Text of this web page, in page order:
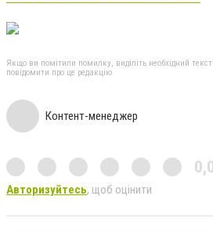
Якщо ви помітили помилку, виділіть необхідний
повідомити про це редакцію
Контент-менеджер
Авторизуйтесь, щоб оцінити